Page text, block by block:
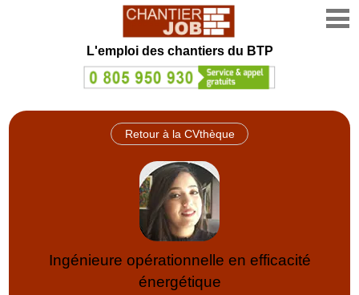
L'emploi des chantiers du BTP
Retour à la CVthèque
Ingénieure opérationnelle en efficacité
énergétique